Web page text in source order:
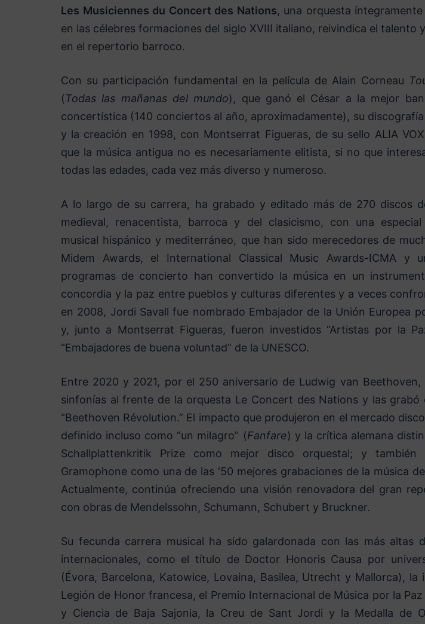
Les Musiciennes du Concert des Nations, una orquesta
en las célebres formaciones del siglo XVIII italiano, reivindica el talento
en el repertorio barroco.
Con su participación fundamental en la película de Alain Corneau
(Todas las mañanas del mundo), que ganó el César a la mejor
concertística (140 conciertos al año, aproximadamente), su
y la creación en 1998, con Montserrat Figueras, de su sello ALIA
que la música antigua no es necesariamente elitista, si no que
todas las edades, cada vez más diverso y numeroso.
A lo largo de su carrera, ha grabado y editado más de 270 discos
medieval, renacentista, barroca y del clasicismo, con una
musical hispánico y mediterráneo, que han sido merecedores de
Midem Awards, el International Classical Music Awards-ICMA y
programas de concierto han convertido la música en un
concordia y la paz entre pueblos y culturas diferentes y a veces
en 2008, Jordi Savall fue nombrado Embajador de la Unión Europea
y, junto a Montserrat Figueras, fueron investidos “Artistas por la
“Embajadores de buena voluntad” de la UNESCO.
Entre 2020 y 2021, por el 250 aniversario de Ludwig van
sinfonías al frente de la orquesta Le Concert des Nations y las
“Beethoven Révolution.” El impacto que produjeron en el mercado
definido incluso como “un milagro” (Fanfare) y la crítica alemana
Schallplattenkritik Prize como mejor disco orquestal; y
Gramophone como una de las ‘50 mejores grabaciones de la música
Actualmente, continúa ofreciendo una visión renovadora del gran
con obras de Mendelssohn, Schumann, Schubert y Bruckner.
Su fecunda carrera musical ha sido galardonada con las más altas
internacionales, como el título de Doctor Honoris Causa por
(Évora, Barcelona, Katowice, Lovaina, Basilea, Utrecht y Mallorca), la
Legión de Honor francesa, el Premio Internacional de Música por la
y Ciencia de Baja Sajonia, la Creu de Sant Jordi y la Medalla de